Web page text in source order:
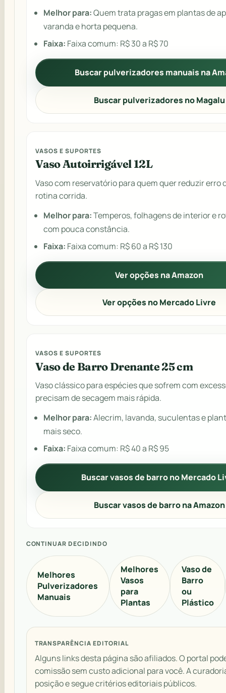
Melhor para:Quem trata pragas em plantas de
varanda e horta pequena.
Faixa: Faixa comum: R$ 30 a R$ 70
Buscar pulverizadores manuais na
Buscar pulverizadores no Magalu
VASOS E SUPORTES
Vaso Autoirrigável 12L
Vaso com reservatório para quem quer reduzir erro
rotina corrida.
Melhor para:Temperos, folhagens de interior e
com pouca constância.
Faixa: Faixa comum: R$ 60 a R$ 130
Ver opções na Amazon
Ver opções no Mercado Livre
VASOS E SUPORTES
Vaso de Barro Drenante 25 cm
Vaso clássico para espécies que sofrem com
precisam de secagem mais rápida.
Melhor para:Alecrim, lavanda, suculentas e
mais seco.
Faixa: Faixa comum: R$ 40 a R$ 95
Buscar vasos de barro no Mercado
Buscar vasos de barro na Amazon
CONTINUAR DECIDINDO
Melhores
Pulverizadores
Manuais
Melhores
Vasos
para
Plantas
Vaso de
Barro
ou
Plástico
TRANSPARÊNCIA EDITORIAL
Alguns links desta página são afiliados. O portal
comissão sem custo adicional para você. A
posição e segue critérios editoriais públicos.